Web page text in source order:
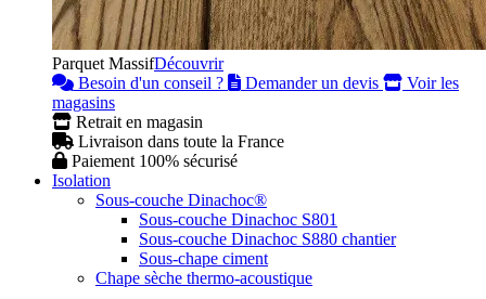
Parquet MassifDécouvrir
Besoin d'un conseil ?
Demander un devis
Voir les
magasins
Retrait en magasin
Livraison dans toute la France
Paiement 100% sécurisé
Isolation
Sous-couche Dinachoc®
Sous-couche Dinachoc S801
Sous-couche Dinachoc S880 chantier
Sous-chape ciment
Chape sèche thermo-acoustique